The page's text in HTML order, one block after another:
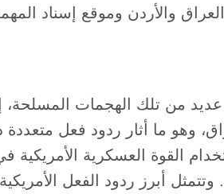
والأردن وموقع إسناد
تلك الهجمات المسلحة، إلا
وهو ما أثار ردود فعل
القوة العسكرية
أبرز ردود الفعل